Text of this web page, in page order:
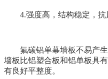
4.强度高，结构稳定，抗
氟碳铝单幕墙板不易产生
墙板比铝塑合板和铝单板具
有良好平整度。